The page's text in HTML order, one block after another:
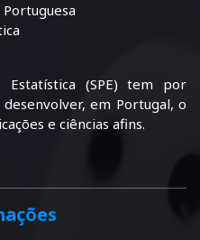
Estatística (SPE) tem por
em Portugal, o
e ciências afins.